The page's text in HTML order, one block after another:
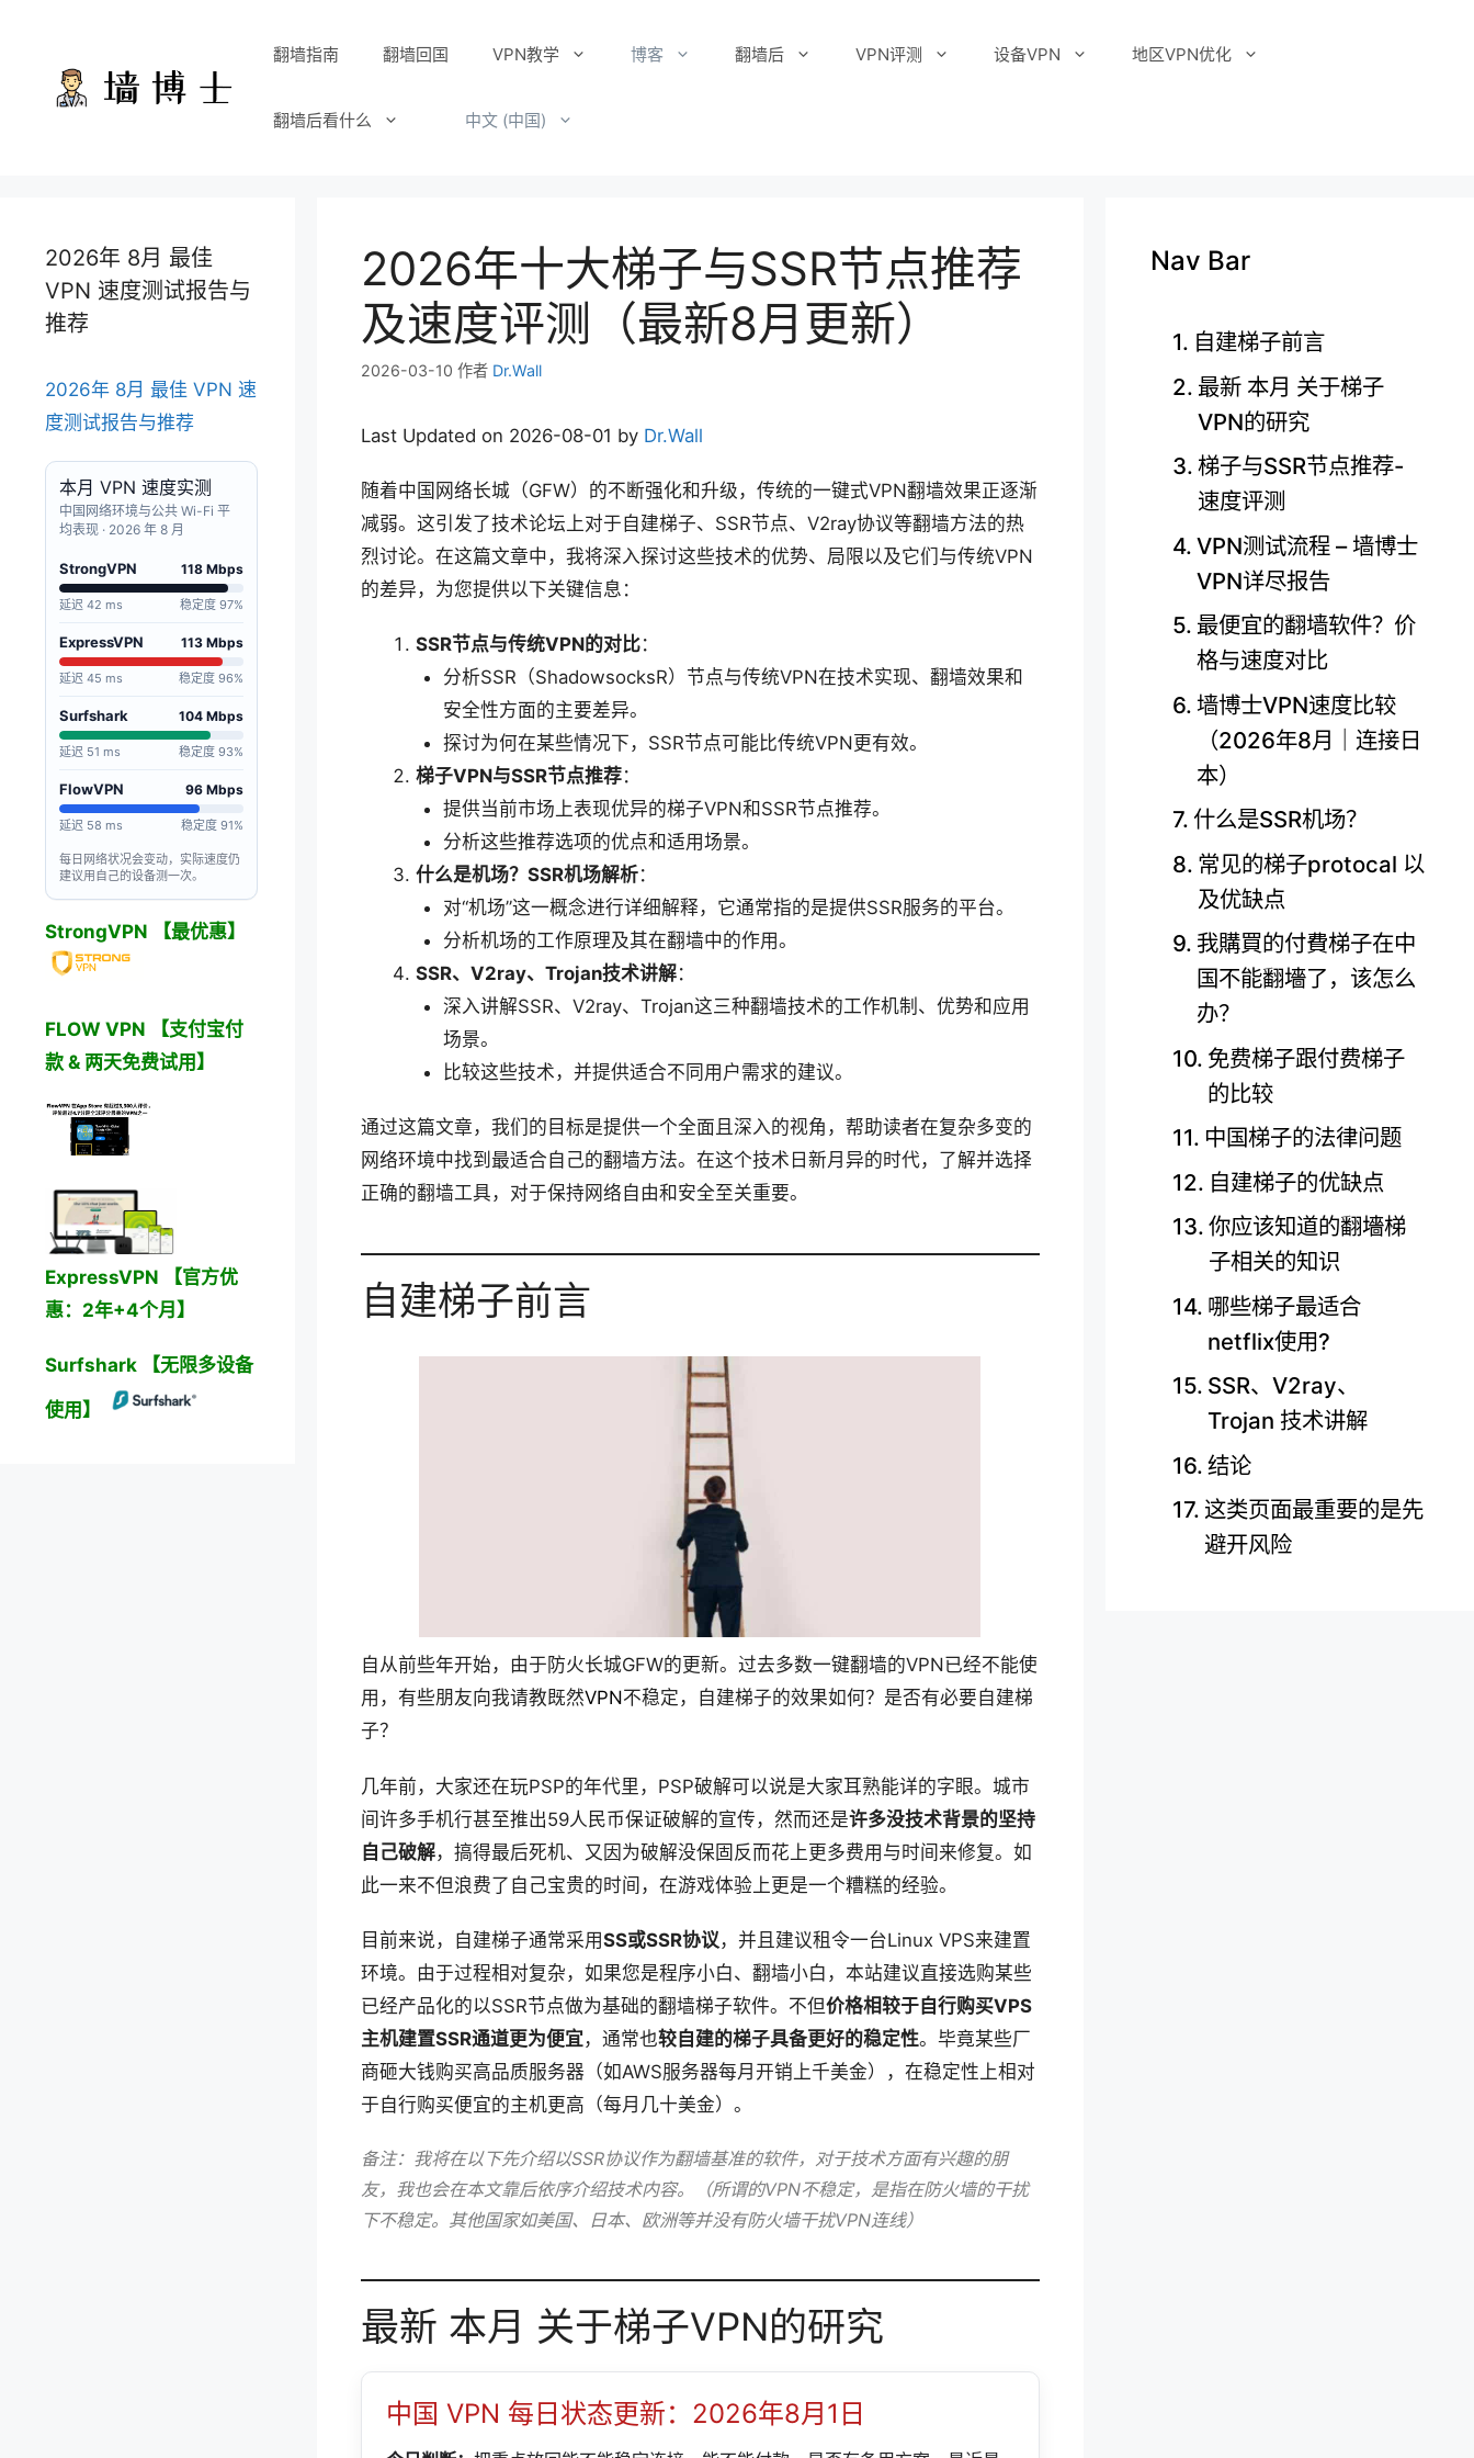
翻墙指南 翻墙回国 VPN教学 博客 翻墙后 VPN评测 设备VPN 地区VPN优化
翻墙后看什么 中文 (中国)
2026年十大梯子与SSR节点推荐
及速度评测（最新8月更新）
2026-03-10 作者 Dr.Wall
Last Updated on 2026-08-01 by Dr.Wall
随着中国网络长城（GFW）的不断强化和升级，传统的一键式VPN翻墙效果正逐渐
减弱。这引发了技术论坛上对于自建梯子、SSR节点、V2ray协议等翻墙方法的热
烈讨论。在这篇文章中，我将深入探讨这些技术的优势、局限以及它们与传统VPN
的差异，为您提供以下关键信息：
SSR节点与传统VPN的对比：
分析SSR（ShadowsocksR）节点与传统VPN在技术实现、翻墙效果和
安全性方面的主要差异。
探讨为何在某些情况下，SSR节点可能比传统VPN更有效。
梯子VPN与SSR节点推荐：
提供当前市场上表现优异的梯子VPN和SSR节点推荐。
分析这些推荐选项的优点和适用场景。
什么是机场？SSR机场解析：
对“机场”这一概念进行详细解释，它通常指的是提供SSR服务的平台。
分析机场的工作原理及其在翻墙中的作用。
SSR、V2ray、Trojan技术讲解：
深入讲解SSR、V2ray、Trojan这三种翻墙技术的工作机制、优势和应用
场景。
比较这些技术，并提供适合不同用户需求的建议。
通过这篇文章，我们的目标是提供一个全面且深入的视角，帮助读者在复杂多变的
网络环境中找到最适合自己的翻墙方法。在这个技术日新月异的时代，了解并选择
正确的翻墙工具，对于保持网络自由和安全至关重要。
自建梯子前言
自从前些年开始，由于防火长城GFW的更新。过去多数一键翻墙的VPN已经不能使
用，有些朋友向我请教既然VPN不稳定，自建梯子的效果如何？是否有必要自建梯
子？
几年前，大家还在玩PSP的年代里，PSP破解可以说是大家耳熟能详的字眼。城市
间许多手机行甚至推出59人民币保证破解的宣传，然而还是许多没技术背景的坚持
自己破解，搞得最后死机、又因为破解没保固反而花上更多费用与时间来修复。如
此一来不但浪费了自己宝贵的时间，在游戏体验上更是一个糟糕的经验。
目前来说，自建梯子通常采用SS或SSR协议 ，并且建议租令一台Linux VPS来建置
环境。由于过程相对复杂，如果您是程序小白、翻墙小白，本站建议直接选购某些
已经产品化的以SSR节点做为基础的翻墙梯子软件。不但价格相较于自行购买VPS
主机建置SSR通道更为便宜 ，通常也较自建的梯子具备更好的稳定性。毕竟某些厂
商砸大钱购买高品质服务器（如AWS服务器每月开销上千美金），在稳定性上相对
于自行购买便宜的主机更高（每月几十美金）。
备注：我将在以下先介绍以SSR协议作为翻墙基准的软件，对于技术方面有兴趣的朋
友，我也会在本文靠后依序介绍技术内容。（所谓的VPN不稳定，是指在防火墙的干扰
下不稳定。其他国家如美国、日本、欧洲等并没有防火墙干扰VPN连线）
最新 本月 关于梯子VPN的研究
中国 VPN 每日状态更新：2026年8月1日
2026年 8月 最佳
VPN 速度测试报告与
推荐
2026年 8月 最佳 VPN 速
度测试报告与推荐
本月 VPN 速度实测
中国网络环境与公共 Wi-Fi 平
均表现 · 2026 年 8 月
StrongVPN 118 Mbps
延迟 42 ms 稳定度 97%
ExpressVPN 113 Mbps
延迟 45 ms 稳定度 96%
Surfshark 104 Mbps
延迟 51 ms 稳定度 93%
FlowVPN 96 Mbps
延迟 58 ms 稳定度 91%
每日网络状况会变动，实际速度仍
建议用自己的设备测一次。
StrongVPN 【最优惠】
FLOW VPN 【支付宝付
款 & 两天免费试用】
ExpressVPN 【官方优
惠：2年+4个月】
Surfshark 【无限多设备
使用】
Nav Bar
自建梯子前言
最新 本月 关于梯子
VPN的研究
梯子与SSR节点推荐-
速度评测
VPN测试流程 – 墙博士
VPN详尽报告
最便宜的翻墙软件？价
格与速度对比
墙博士VPN速度比较
（2026年8月｜连接日
本）
什么是SSR机场？
常见的梯子protocal 以
及优缺点
我購買的付費梯子在中
国不能翻墻了，该怎么
办？
免费梯子跟付费梯子
的比较
中国梯子的法律问题
自建梯子的优缺点
你应该知道的翻墻梯
子相关的知识
哪些梯子最适合
netflix使用?
SSR、V2ray、
Trojan 技术讲解
结论
这类页面最重要的是先
避开风险